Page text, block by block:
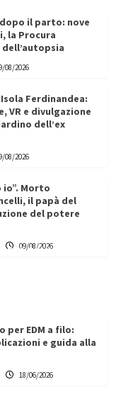
il parto: nove
la Procura
08/2026
Ferdinandea:
VR e divulgazione
dell’ex
08/2026
io”. Morto
il papà del
del potere
09/08/2026
partner chiave
la transizione
per EDM a filo:
e guida alla
18/06/2026